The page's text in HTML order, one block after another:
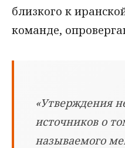
близкого к
команде,
«Утверждения
источников о
называемого